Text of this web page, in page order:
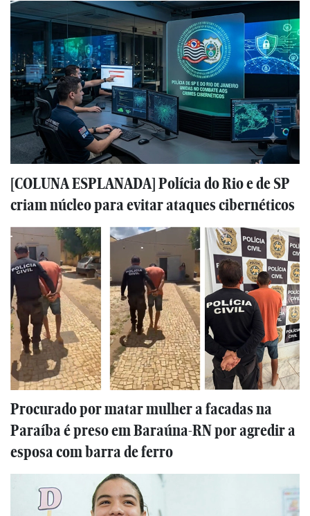
[COLUNA ESPLANADA] Polícia do Rio e de SP
criam núcleo para evitar ataques cibernéticos
Procurado por matar mulher a facadas na
Paraíba é preso em Baraúna-RN por agredir a
esposa com barra de ferro